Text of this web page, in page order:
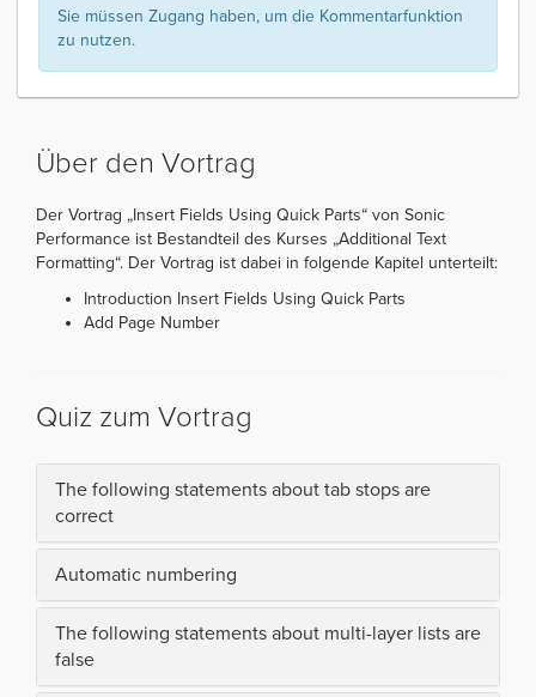
Sie müssen Zugang haben, um die Kommentarfunktion
zu nutzen.
Über den Vortrag
Der Vortrag „Insert Fields Using Quick Parts“ von Sonic
Performance ist Bestandteil des Kurses „Additional Text
Formatting“. Der Vortrag ist dabei in folgende Kapitel unterteilt:
Introduction Insert Fields Using Quick Parts
Add Page Number
Quiz zum Vortrag
The following statements about tab stops are
correct
Automatic numbering
The following statements about multi-layer lists are
false